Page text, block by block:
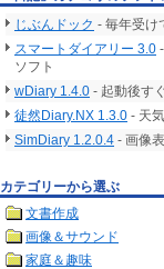
じぶんドック - 毎年受け
スマートダイアリー 3.0
ソフト
wDiary 1.4.0 - 起動後す
徒然Diary.NX 1.3.0 - 天
SimDiary 1.2.0.4 - 画像
カテゴリーから選ぶ
文書作成
画像＆サウンド
家庭＆趣味